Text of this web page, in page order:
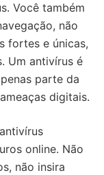
Você também
não
fortes e únicas,
Um antivírus é
parte da
digitais.
online. Não
não insira